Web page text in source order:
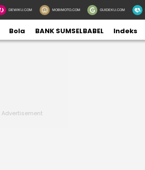
DEWIKU.COM MOBIMOTO.COM GUIDEKU.COM
Bola BANK SUMSELBABEL Indeks